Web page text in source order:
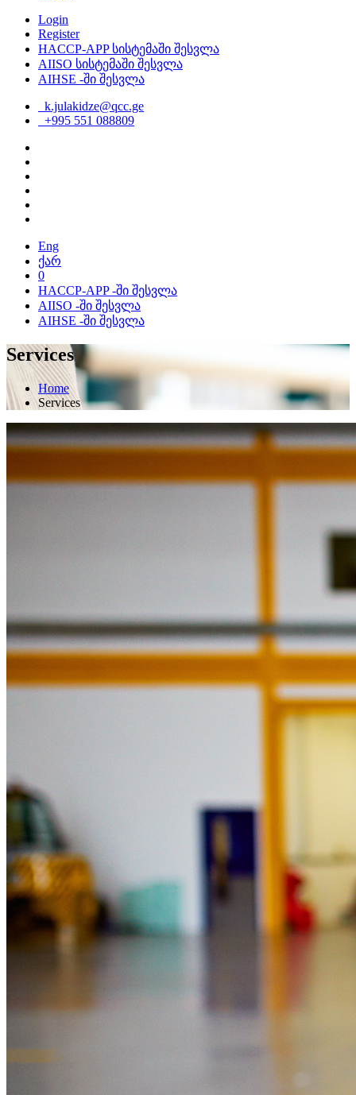
Login
Register
HACCP-APP სისტემაში შესვლა
AIISO სისტემაში შესვლა
AIHSE -ში შესვლა
k.julakidze@qcc.ge
+995 551 088809
Eng
ქარ
0
HACCP-APP -ში შესვლა
AIISO -ში შესვლა
AIHSE -ში შესვლა
Services
Home
Services